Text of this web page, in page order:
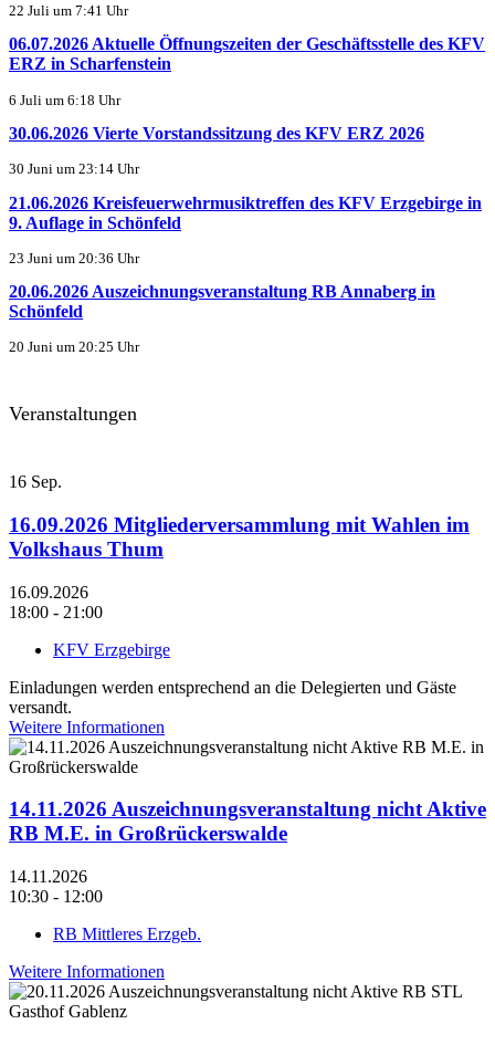
22 Juli um 7:41 Uhr
06.07.2026 Aktuelle Öffnungszeiten der Geschäftsstelle des KFV
ERZ in Scharfenstein
6 Juli um 6:18 Uhr
30.06.2026 Vierte Vorstandssitzung des KFV ERZ 2026
30 Juni um 23:14 Uhr
21.06.2026 Kreisfeuerwehrmusiktreffen des KFV Erzgebirge in
9. Auflage in Schönfeld
23 Juni um 20:36 Uhr
20.06.2026 Auszeichnungsveranstaltung RB Annaberg in
Schönfeld
20 Juni um 20:25 Uhr
Veranstaltungen
16 Sep.
16.09.2026 Mitgliederversammlung mit Wahlen im
Volkshaus Thum
16.09.2026
18:00 - 21:00
KFV Erzgebirge
Einladungen werden entsprechend an die Delegierten und Gäste
versandt.
Weitere Informationen
14.11.2026 Auszeichnungsveranstaltung nicht Aktive
RB M.E. in Großrückerswalde
14.11.2026
10:30 - 12:00
RB Mittleres Erzgeb.
Weitere Informationen